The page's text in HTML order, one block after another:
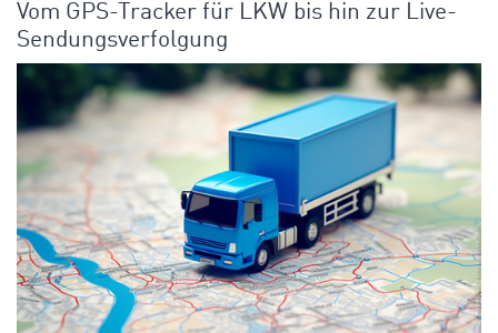
Vom GPS-Tracker für LKW bis hin zur Live-
Sendungsverfolgung